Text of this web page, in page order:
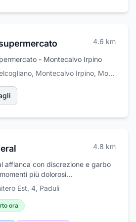
4.6 km
- Montecalvo Irpino
Montecalvo Irpino, Montecalvo Irpino
4.8 km
affianca con discrezione e garbo
più dolorosi
umana; con grande
e professionalità provvede al
salma, alla sua vestizione, alla
cofano funerario, all'allestimento
Est, 4, Paduli
ora